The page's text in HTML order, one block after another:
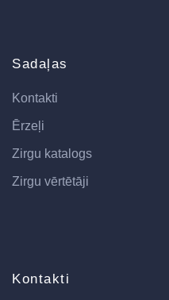
Sadaļas
Kontakti
Ērzeļi
Zirgu katalogs
Zirgu vērtētāji
Kontakti